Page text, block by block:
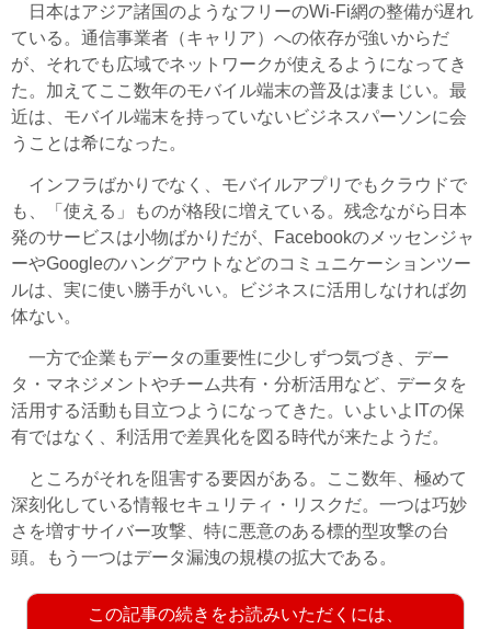
日本はアジア諸国のようなフリーのWi-Fi網の整備が遅れ
ている。通信事業者（キャリア）への依存が強いからだ
が、それでも広域でネットワークが使えるようになってき
た。加えてここ数年のモバイル端末の普及は凄まじい。最
近は、モバイル端末を持っていないビジネスパーソンに会
うことは希になった。
インフラばかりでなく、モバイルアプリでもクラウドで
も、「使える」ものが格段に増えている。残念ながら日本
発のサービスは小物ばかりだが、Facebookのメッセンジャ
ーやGoogleのハングアウトなどのコミュニケーションツー
ルは、実に使い勝手がいい。ビジネスに活用しなければ勿
体ない。
一方で企業もデータの重要性に少しずつ気づき、デー
タ・マネジメントやチーム共有・分析活用など、データを
活用する活動も目立つようになってきた。いよいよITの保
有ではなく、利活用で差異化を図る時代が来たようだ。
ところがそれを阻害する要因がある。ここ数年、極めて
深刻化している情報セキュリティ・リスクだ。一つは巧妙
さを増すサイバー攻撃、特に悪意のある標的型攻撃の台
頭。もう一つはデータ漏洩の規模の拡大である。
この記事の続きをお読みいただくには、